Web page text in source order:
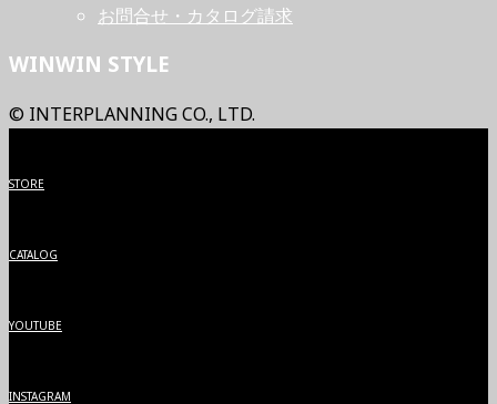
お問合せ・カタログ請求
WINWIN STYLE
© INTERPLANNING CO., LTD.
STORE
CATALOG
YOUTUBE
INSTAGRAM